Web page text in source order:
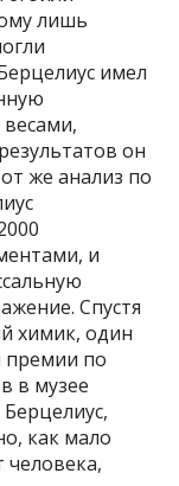
лишь
имел
он
же анализ по
и
Спустя
химик, один
премии по
в музее
как мало
человека,